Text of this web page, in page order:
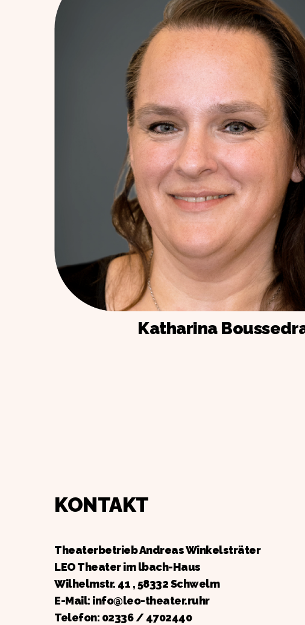
Katharina
KONTAKT
Theaterbetrieb Andreas Winkelsträter
LEO Theater im lbach-Haus
Wilhelmstr. 41 , 58332 Schwelm
E-Mail: info@leo-theater.ruhr
Telefon: 02336 / 4702440